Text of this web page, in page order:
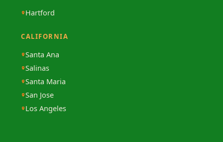
Hartford
CALIFORNIA
Santa Ana
Salinas
Santa Maria
San Jose
Los Angeles